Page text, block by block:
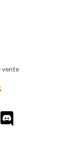
vente